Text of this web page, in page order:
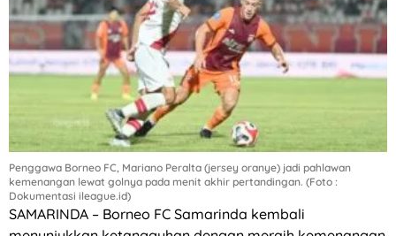
Penggawa Borneo FC, Mariano Peralta (jersey oranye) jadi pahlawan
kemenangan lewat golnya pada menit akhir pertandingan. (Foto :
Dokumentasi ileague.id)
SAMARINDA – Borneo FC Samarinda kembali